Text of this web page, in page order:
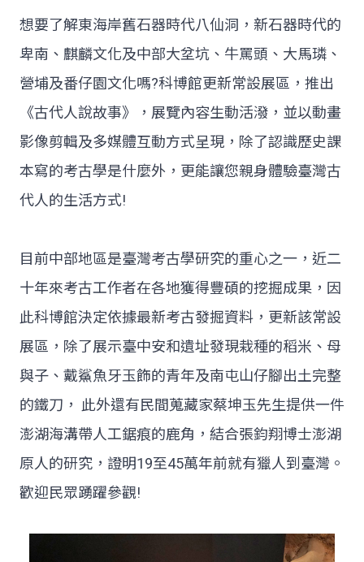
想要了解東海岸舊石器時代八仙洞，新石器時代的
卑南、麒麟文化及中部大坌坑、牛罵頭、大馬璘、
營埔及番仔園文化嗎?科博館更新常設展區，推出
《古代人說故事》，展覽內容生動活潑，並以動畫
影像剪輯及多媒體互動方式呈現，除了認識歷史課
本寫的考古學是什麼外，更能讓您親身體驗臺灣古
代人的生活方式!
目前中部地區是臺灣考古學研究的重心之一，近二
十年來考古工作者在各地獲得豐碩的挖掘成果，因
此科博館決定依據最新考古發掘資料，更新該常設
展區，除了展示臺中安和遺址發現栽種的稻米、母
與子、戴鯊魚牙玉飾的青年及南屯山仔腳出土完整
的鐵刀， 此外還有民間蒐藏家蔡坤玉先生提供一件
澎湖海溝帶人工鋸痕的鹿角，結合張鈞翔博士澎湖
原人的研究，證明19至45萬年前就有獵人到臺灣。
歡迎民眾踴躍參觀!